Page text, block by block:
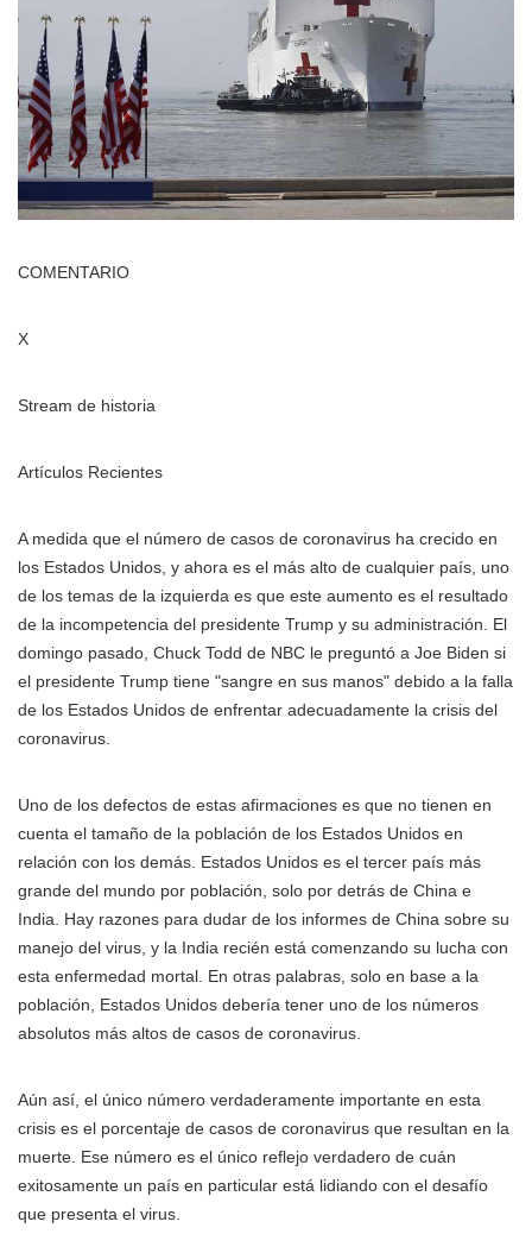
COMENTARIO
X
Stream de historia
Artículos Recientes
A medida que el número de casos de coronavirus ha crecido en
los Estados Unidos, y ahora es el más alto de cualquier país, uno
de los temas de la izquierda es que este aumento es el resultado
de la incompetencia del presidente Trump y su administración. El
domingo pasado, Chuck Todd de NBC le preguntó a Joe Biden si
el presidente Trump tiene "sangre en sus manos" debido a la falla
de los Estados Unidos de enfrentar adecuadamente la crisis del
coronavirus.
Uno de los defectos de estas afirmaciones es que no tienen en
cuenta el tamaño de la población de los Estados Unidos en
relación con los demás. Estados Unidos es el tercer país más
grande del mundo por población, solo por detrás de China e
India. Hay razones para dudar de los informes de China sobre su
manejo del virus, y la India recién está comenzando su lucha con
esta enfermedad mortal. En otras palabras, solo en base a la
población, Estados Unidos debería tener uno de los números
absolutos más altos de casos de coronavirus.
Aún así, el único número verdaderamente importante en esta
crisis es el porcentaje de casos de coronavirus que resultan en la
muerte. Ese número es el único reflejo verdadero de cuán
exitosamente un país en particular está lidiando con el desafío
que presenta el virus.